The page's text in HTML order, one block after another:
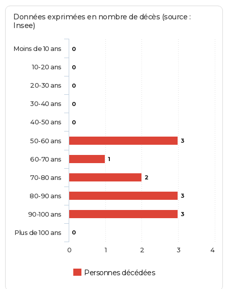
Données exprimées en nombre de décès (source :
Insee)
0
0
0
0
0
3
1
2
3
3
0
Personnes décédées
Moins de 10 ans
10-20 ans
20-30 ans
30-40 ans
40-50 ans
50-60 ans
60-70 ans
70-80 ans
80-90 ans
90-100 ans
Plus de 100 ans
0 1 2 3 4